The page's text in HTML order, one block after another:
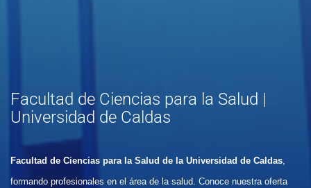
Facultad de Ciencias para la Salud |
Universidad de Caldas
Facultad de Ciencias para la Salud de la Universidad de Caldas
formando profesionales en el área de la salud. Conoce nuestra oferta